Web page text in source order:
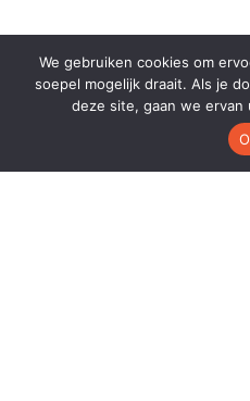
We gebruiken cookies om
soepel mogelijk draait. Als je
deze site, gaan we